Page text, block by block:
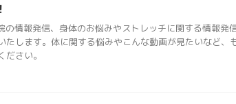
の情報発信、身体のお悩みやストレッチに関する情報発
たします。体に関する悩みやこんな動画が見たいなど、
さい。